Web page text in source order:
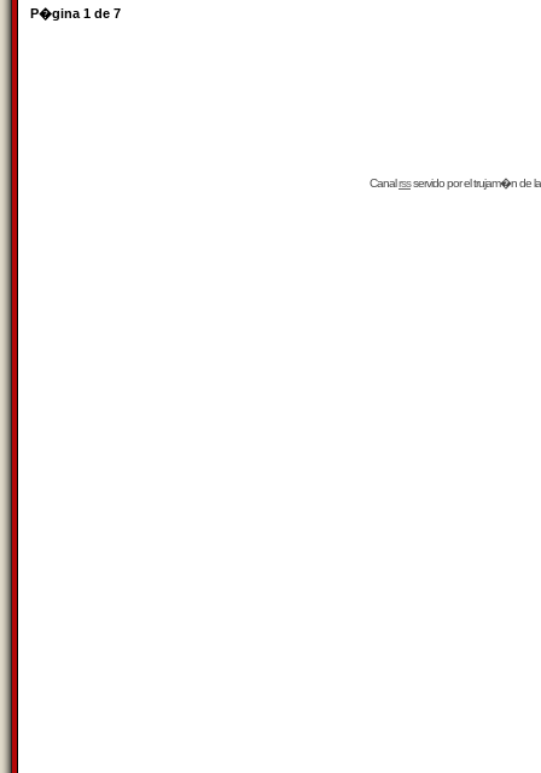
P�gina 1 de 7
Canalrssservido por eltrujam�nde